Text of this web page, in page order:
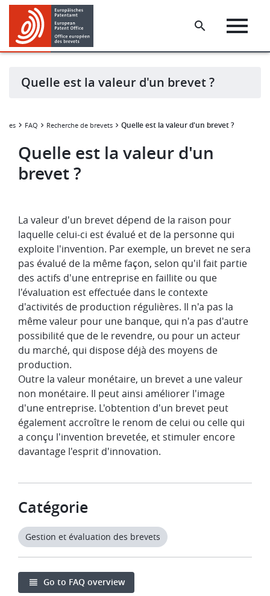
Skip
main
content
Skip
footer
Quelle est la valeur d'un brevet ?
FAQ Recherche de brevets Quelle est la valeur d'un brevet ?
Quelle est la valeur d'un
brevet ?
La valeur d'un brevet dépend de la raison pour
laquelle celui-ci est évalué et de la personne qui
exploite l'invention. Par exemple, un brevet ne sera
pas évalué de la même façon, selon qu'il fait partie
des actifs d'une entreprise en faillite ou que
l'évaluation est effectuée dans le contexte
d'activités de production régulières. Il n'a pas la
même valeur pour une banque, qui n'a pas d'autre
possibilité que de le revendre, ou pour un acteur
du marché, qui dispose déjà des moyens de
production.
Outre la valeur monétaire, un brevet a une valeur
non monétaire. Il peut ainsi améliorer l'image
d'une entreprise. L'obtention d'un brevet peut
également accroître le renom de celui ou celle qui
a conçu l'invention brevetée, et stimuler encore
davantage l'esprit d'innovation.
Catégorie
Gestion et évaluation des brevets
Go to FAQ overview